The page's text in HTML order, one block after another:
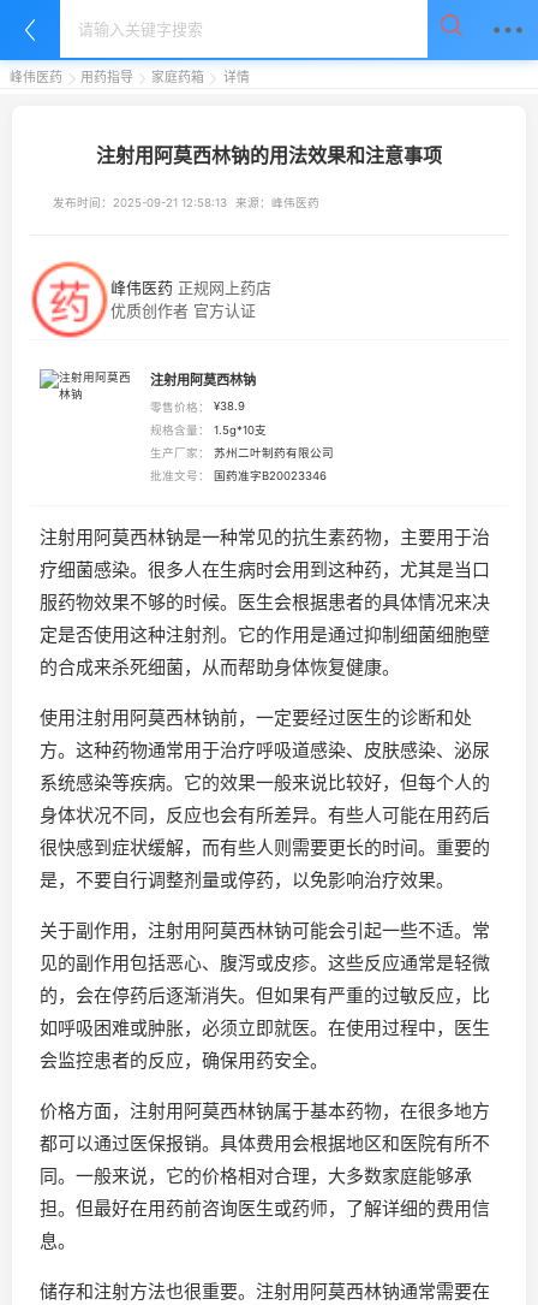
峰伟医药 用药指导 家庭药箱 详情
注射用阿莫西林钠的用法效果和注意事项
发布时间： 2025-09-21 12:58:13 来源： 峰伟医药
峰伟医药 正规网上药店
优质创作者 官方认证
注射用阿莫西林钠
零售价格： ¥38.9
规格含量：
1.5g*10支
生产厂家：
苏州二叶制药有限公司
批准文号：
国药准字B20023346
注射用阿莫西林钠是一种常见的抗生素药物，主要用于治
疗细菌感染。很多人在生病时会用到这种药，尤其是当口
服药物效果不够的时候。医生会根据患者的具体情况来决
定是否使用这种注射剂。它的作用是通过抑制细菌细胞壁
的合成来杀死细菌，从而帮助身体恢复健康。
使用注射用阿莫西林钠前，一定要经过医生的诊断和处
方。这种药物通常用于治疗呼吸道感染、皮肤感染、泌尿
系统感染等疾病。它的效果一般来说比较好，但每个人的
身体状况不同，反应也会有所差异。有些人可能在用药后
很快感到症状缓解，而有些人则需要更长的时间。重要的
是，不要自行调整剂量或停药，以免影响治疗效果。
关于副作用，注射用阿莫西林钠可能会引起一些不适。常
见的副作用包括恶心、腹泻或皮疹。这些反应通常是轻微
的，会在停药后逐渐消失。但如果有严重的过敏反应，比
如呼吸困难或肿胀，必须立即就医。在使用过程中，医生
会监控患者的反应，确保用药安全。
价格方面，注射用阿莫西林钠属于基本药物，在很多地方
都可以通过医保报销。具体费用会根据地区和医院有所不
同。一般来说，它的价格相对合理，大多数家庭能够承
担。但最好在用药前咨询医生或药师，了解详细的费用信
息。
储存和注射方法也很重要。注射用阿莫西林钠通常需要在